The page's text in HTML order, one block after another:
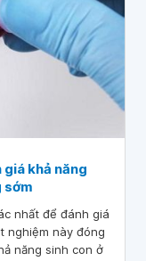
khả năng
sớm
nhất để đánh giá
nghiệm này đóng
năng sinh con ở